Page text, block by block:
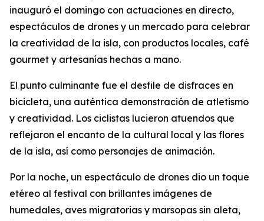
inauguró el domingo con actuaciones en directo,
espectáculos de drones y un mercado para celebrar
la creatividad de la isla, con productos locales, café
gourmet y artesanías hechas a mano.
El punto culminante fue el desfile de disfraces en
bicicleta, una auténtica demonstración de atletismo
y creatividad. Los ciclistas lucieron atuendos que
reflejaron el encanto de la cultural local y las flores
de la isla, así como personajes de animación.
Por la noche, un espectáculo de drones dio un toque
etéreo al festival con brillantes imágenes de
humedales, aves migratorias y marsopas sin aleta,